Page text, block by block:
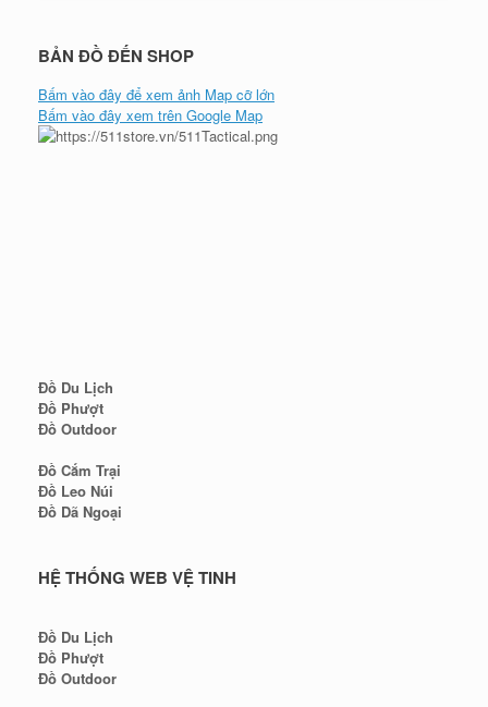
BẢN ĐỒ ĐẾN SHOP
Bấm vào đây để xem ảnh Map cỡ lớn
Bấm vào đây xem trên Google Map
Đồ Du Lịch
Đồ Phượt
Đồ Outdoor
Đồ Cắm Trại
Đồ Leo Núi
Đồ Dã Ngoại
HỆ THỐNG WEB VỆ TINH
Đồ Du Lịch
Đồ Phượt
Đồ Outdoor